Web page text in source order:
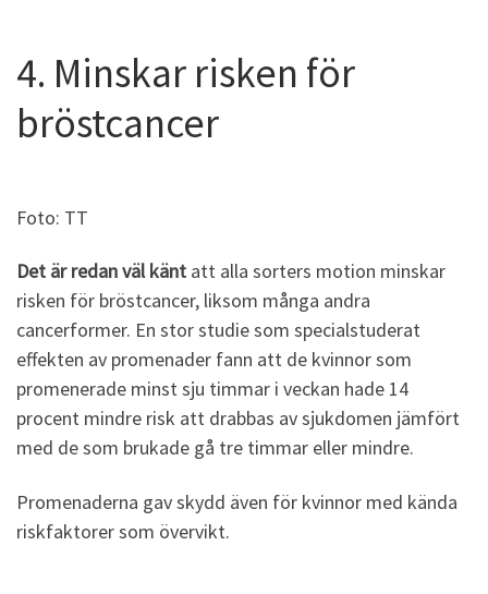
4. Minskar risken för
bröstcancer
Foto: TT
Det är redan väl känt att alla sorters motion minskar
risken för bröstcancer, liksom många andra
cancerformer. En stor studie som specialstuderat
effekten av promenader fann att de kvinnor som
promenerade minst sju timmar i veckan hade 14
procent mindre risk att drabbas av sjukdomen jämfört
med de som brukade gå tre timmar eller mindre.
Promenaderna gav skydd även för kvinnor med kända
riskfaktorer som övervikt.